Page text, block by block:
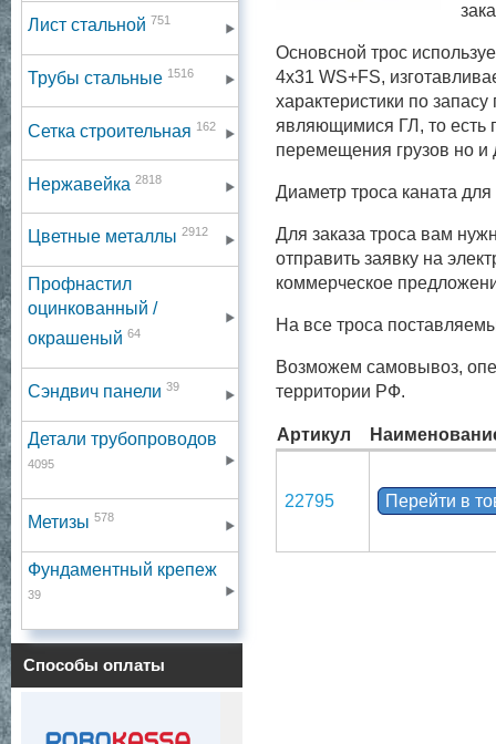
Лист стальной 751
Трубы стальные 1516
Сетка строительная 162
Нержавейка 2818
Цветные металлы 2912
Профнастил
оцинкованный /
окрашеный 64
Сэндвич панели 39
Детали трубопроводов
4095
Метизы 578
Фундаментный крепеж
39
Способы оплаты
Основсной трос
4х31 WS+FS,
характеристики по
являющимися ГЛ, то есть
перемещения грузов но
Диаметр троса каната
Для заказа троса вам
отправить заявку на
коммерческое
На все троса
Возможем самовывоз,
территории РФ.
Артикул
22795 Перейти в